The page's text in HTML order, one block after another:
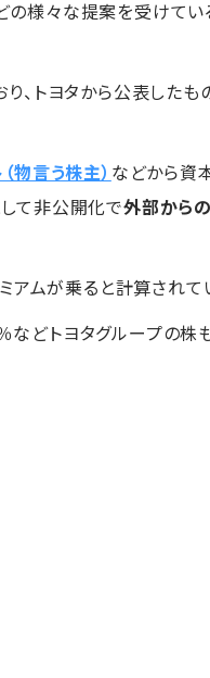
様々な提案を受けてい
トヨタから公表したも
物言う株主） などから資
て非公開化で外部から
アムが乗ると計算されて
どトヨタグループの株